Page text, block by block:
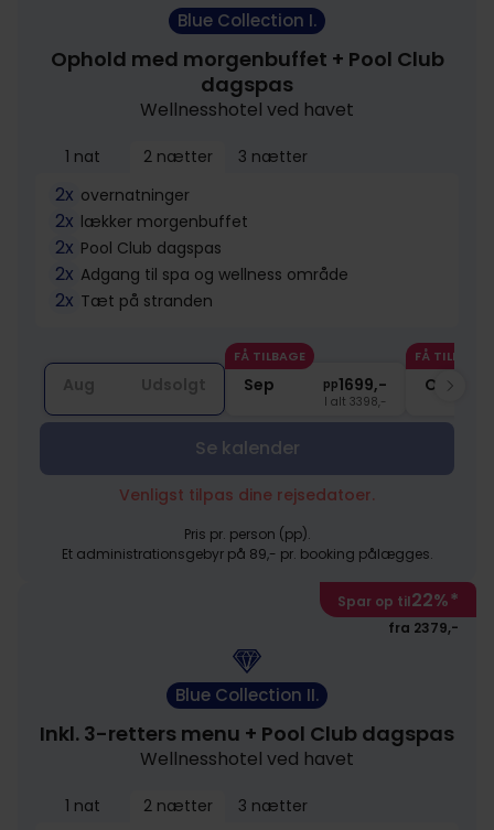
Blue Collection I.
Ophold med morgenbuffet + Pool Club
dagspas
Wellnesshotel ved havet
1 nat 2 nætter 3 nætter
2x overnatninger
2x lækker morgenbuffet
2x Pool Club dagspas
2x Adgang til spa og wellness område
2x Tæt på stranden
FÅ TILBAGE
Sep pp1699,-
I alt 3398,-
FÅ TILBAGE
Okt
Se kalender
Venligst tilpas dine rejsedatoer.
Pris pr. person (pp).
Et administrationsgebyr på 89,- pr. booking pålægges.
Spar op til22%*
fra 2379,-
Blue Collection II.
Inkl. 3-retters menu + Pool Club dagspas
Wellnesshotel ved havet
1 nat 2 nætter 3 nætter